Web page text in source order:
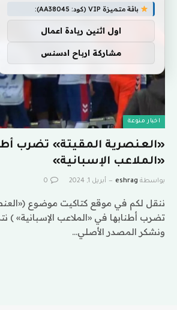
اخبار منوعة
«العنصرية المقيتة» تضرب
«الملاعب الإسبانية»
بواسطة eshrag أبريل 1, 2024 0
ننقل لكم في موقع كتاكيت موضوع
تضرب أطنابها في «الملاعب الإسبانية» )
ونشكر المصدر الأصلي…
باقة متميزة VIP (كود: AA38045):
اول اثنين ريادة اعمال
مشاركة ارباح ادسنس